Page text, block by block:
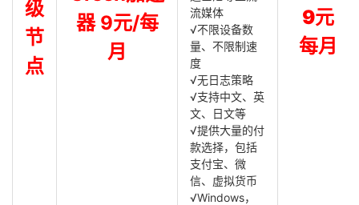
级
节
点
器 9元/每
月
流媒体
√不限设备数
量、不限制速
度
√无日志策略
√支持中文、英
文、日文等
√提供大量的付
款选择，包括
支付宝、微
信、虚拟货币
√Windows，
9元
每月